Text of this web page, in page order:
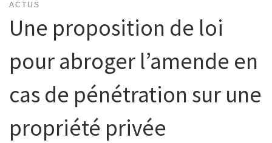
ACTUS
Une proposition de loi
pour abroger l’amende en
cas de pénétration sur une
propriété privée